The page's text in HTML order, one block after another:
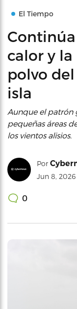
El Tiempo
calor y
polvo
isla
Aunque el patrón
pequeñas áreas
los vientos alisios.
Por
Jun 8, 2026
0